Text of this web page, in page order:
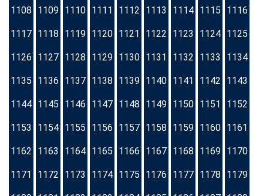
1108 1109 1110 1111 1112 1113 1114 1115 1116
1117 1118 1119 1120 1121 1122 1123 1124 1125
1126 1127 1128 1129 1130 1131 1132 1133 1134
1135 1136 1137 1138 1139 1140 1141 1142 1143
1144 1145 1146 1147 1148 1149 1150 1151 1152
1153 1154 1155 1156 1157 1158 1159 1160 1161
1162 1163 1164 1165 1166 1167 1168 1169 1170
1171 1172 1173 1174 1175 1176 1177 1178 1179